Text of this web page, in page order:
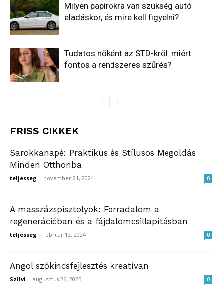
Milyen papírokra van szükség autó
eladáskor, és mire kell figyelni?
Tudatos nőként az STD-kről: miért
fontos a rendszeres szűrés?
FRISS CIKKEK
Sarokkanapé: Praktikus és Stílusos Megoldás
Minden Otthonba
teljesseg - november 21, 2024 0
A masszázspisztolyok: Forradalom a
regenerációban és a fájdalomcsillapításban
teljesseg - február 12, 2024 0
Angol szókincsfejlesztés kreatívan
Szilvi - augusztus 26, 2025 0